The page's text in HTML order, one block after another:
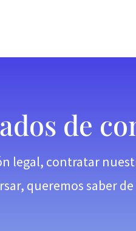
de
legal, contratar
queremos saber